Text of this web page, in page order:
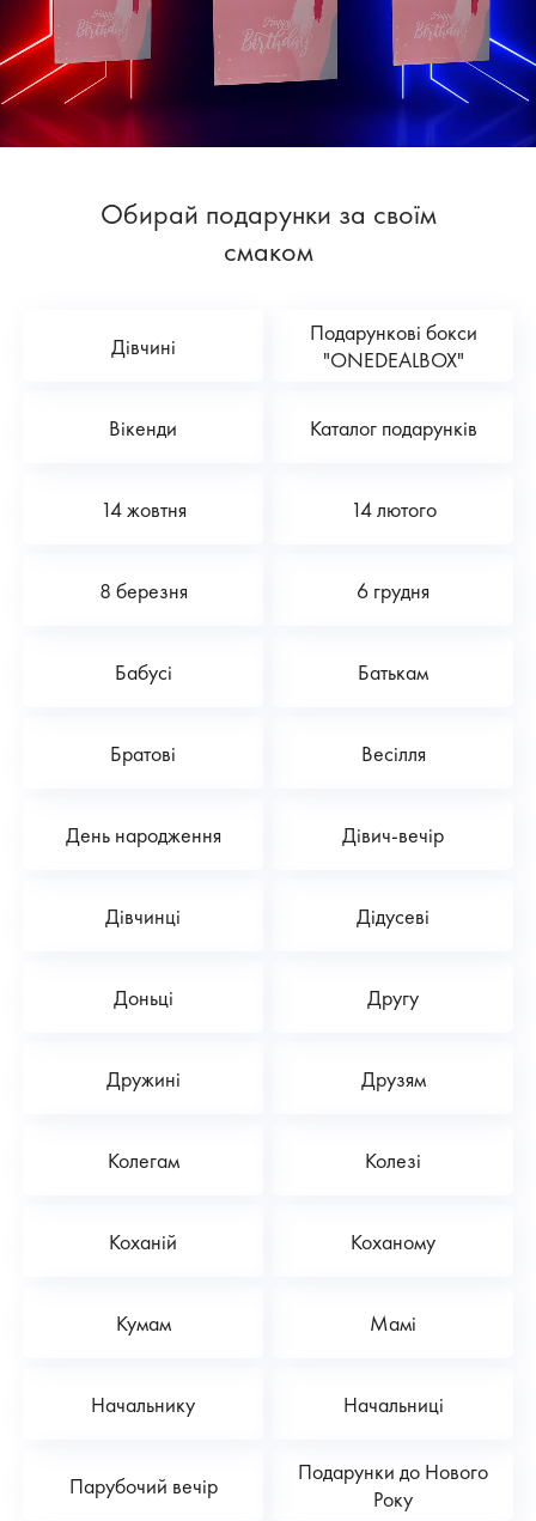
Обирай подарунки за своїм
смаком
Дівчині
Подарункові бокси
"ONEDEALBOX"
Вікенди Каталог подарунків
14 жовтня 14 лютого
8 березня 6 грудня
Бабусі Батькам
Братові Весілля
День народження Дівич-вечір
Дівчинці Дідусеві
Доньці Другу
Дружині Друзям
Колегам Колезі
Коханій Коханому
Кумам Мамі
Начальнику Начальниці
Парубочий вечір
Подарунки до Нового
Року